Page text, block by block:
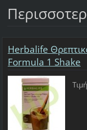
Herbalife
Formula 1 Shake